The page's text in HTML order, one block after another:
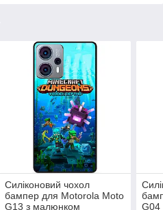
Силіконовий чохол
бампер для Motorola Moto
G13 з малюнком
G04